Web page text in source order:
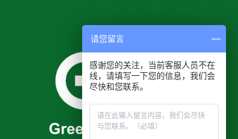
请您留言
感谢您的关注，当前客服人员不在
线，请填写一下您的信息，我们会
尽快和您联系。